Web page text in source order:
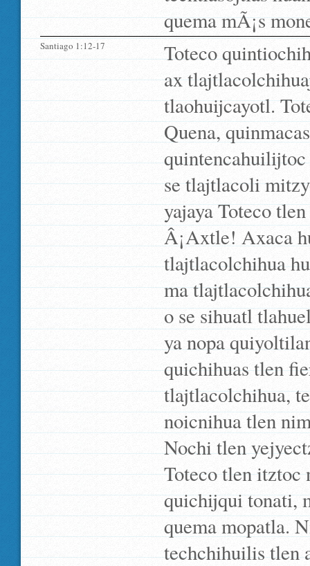
quema mÃ¡s
Santiago 1:12-17
Toteco
ax
tlaohuijcayotl.
Quena,
se tlajtlacoli
yajaya Toteco
Â¡Axtle! Axaca
tlajtlacolchihua
ma
o se sihuatl
ya nopa
quichihuas tlen
tlajtlacolchihua,
noicnihua tlen
Nochi tlen
Toteco tlen itztoc
quichijqui tonati,
quema mopatla.
techchihuilis tlen